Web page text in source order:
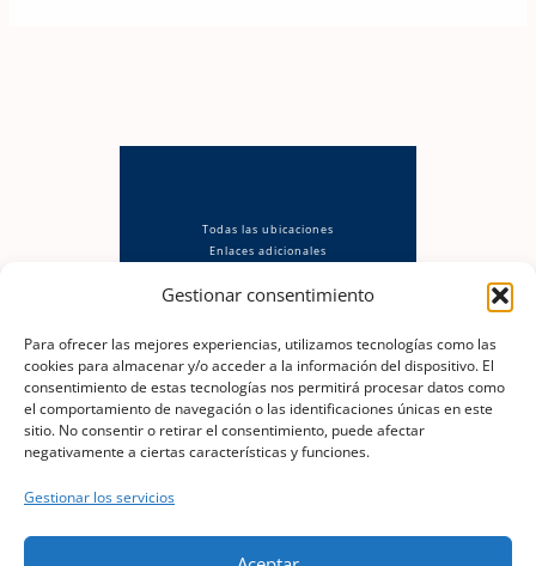
Gestionar consentimiento
Para ofrecer las mejores experiencias, utilizamos tecnologías como las
cookies para almacenar y/o acceder a la información del dispositivo. El
consentimiento de estas tecnologías nos permitirá procesar datos como
el comportamiento de navegación o las identificaciones únicas en este
sitio. No consentir o retirar el consentimiento, puede afectar
negativamente a ciertas características y funciones.
Gestionar los servicios
Todas las ubicaciones
Enlaces adicionales
Aviso Legal
Descargo de responsabilidad